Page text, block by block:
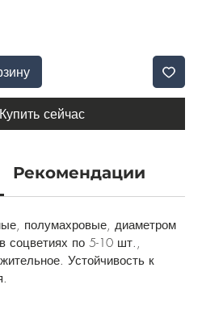
Купить сейчас
Рекомендации
полумахровые, диаметром
соцветиях по 5-10 шт.,
Устойчивость к